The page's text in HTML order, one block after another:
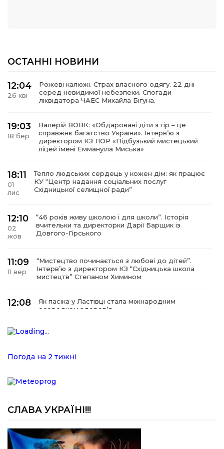
ОСТАННІ НОВИНИ
12:04
26 кві
Рожеві калюжі. Страх власного одягу. 22 дні
серед невидимої небезпеки. Спогади
ліквідатора ЧАЕС Михайла Бігуна.
19:03
18 бер
Валерій ВОВК: «Обдаровані діти з гір – це
справжнє багатство України». Інтервʼю з
директором КЗ ЛОР «Підбузький мистецький
ліцей імені Еммануїла Миська»
18:11
01
лис
Тепло людських сердець у кожен дім: як працює
КУ “Центр надання соціальних послуг
Східницької селищної ради”
12:10
02
жов
“46 років живу школою і для школи”. Історія
вчительки та директорки Дарії Барщик із
Довгого-Гірського
11:09
11 вер
“Мистецтво починається з любові до дітей”.
Інтерв’ю з директором КЗ “Східницька школа
мистецтв” Степаном Химином
12:08
Як пасіка у Ластівці стала міжнародним
осередком здоров’я
15 лип
“Респект — Гаївка”
17:07
Віра, що не згасає. Історія сили духу,
Баброцяк
20:06
24 чер
Нескорена сила зі Східниці. Анна Іроденко –
абсолютна чемпіонка Європи з армреслінгу
Погода на 2 тижні
СЛАВА УКРАЇНІ!!!